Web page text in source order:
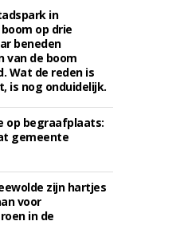
in
op drie
beneden
van de boom
Wat de reden is
is nog onduidelijk.
op begraafplaats:
gemeente
zijn hartjes
voor
in de